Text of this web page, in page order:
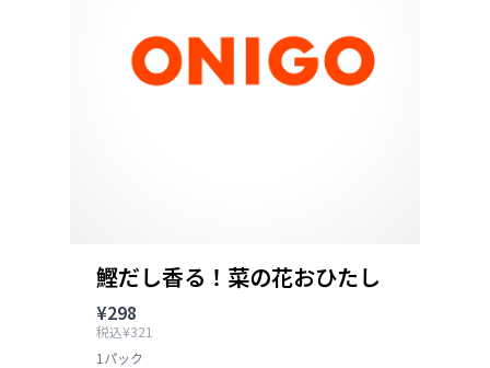
鰹だし香る！菜の花おひたし
¥298
税込¥321
1パック